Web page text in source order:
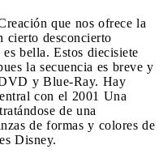
que nos ofrece la
cierto desconcierto
bella. Estos diecisiete
la secuencia es breve y
y Blue-Ray. Hay
con el 2001 Una
de una
de formas y colores de
Disney.